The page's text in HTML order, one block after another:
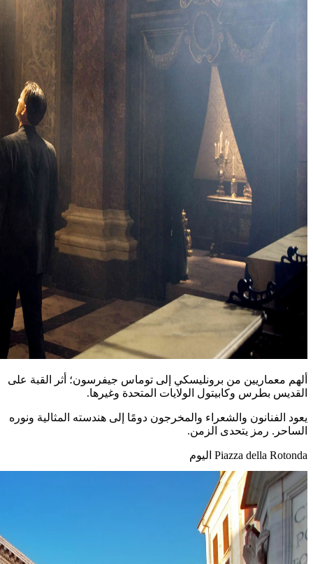
ألهم معماريين من برونليسكي إلى توماس جيفرسون؛ أثر القبة على
القديس بطرس وكابيتول الولايات المتحدة وغيرها.
يعود الفنانون والشعراء والمخرجون دومًا إلى هندسته المثالية ونوره
الساحر. رمز يتحدى الزمن.
Piazza della Rotonda اليوم